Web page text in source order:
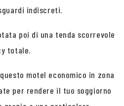
indiscreti.
poi di una tenda scorrevole
totale.
motel economico in zona
per rendere il tuo soggiorno